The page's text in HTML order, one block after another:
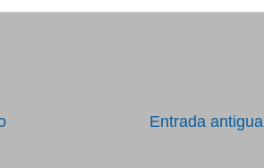
Entrada antigua